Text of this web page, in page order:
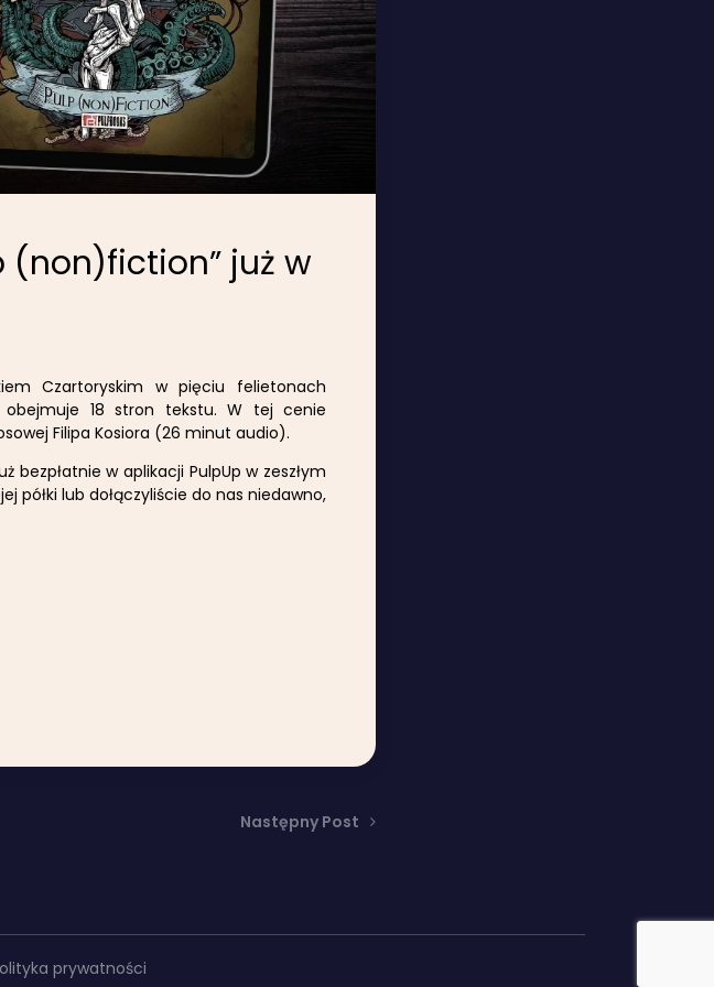
(non)fiction” już w
Czartoryskim w pięciu felietonach
obejmuje 18 stron tekstu. W tej cenie
Filipa Kosiora (26 minut audio).
bezpłatnie w aplikacji PulpUp w zeszłym
półki lub dołączyliście do nas niedawno,
Następny Post
prywatności